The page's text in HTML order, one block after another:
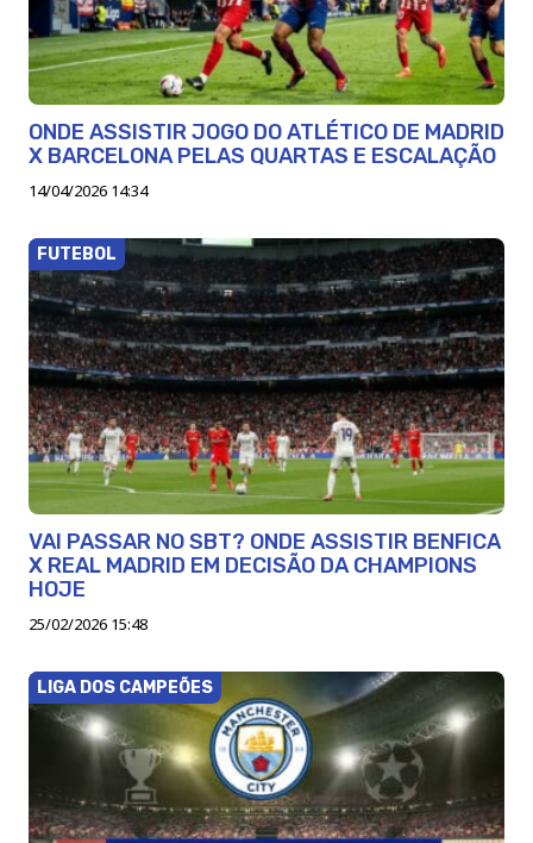
ONDE ASSISTIR JOGO DO ATLÉTICO DE MADRID
X BARCELONA PELAS QUARTAS E ESCALAÇÃO
14/04/2026 14:34
FUTEBOL
VAI PASSAR NO SBT? ONDE ASSISTIR BENFICA
X REAL MADRID EM DECISÃO DA CHAMPIONS
HOJE
25/02/2026 15:48
LIGA DOS CAMPEÕES